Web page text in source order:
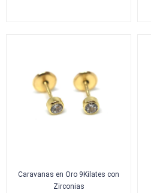
Caravanas en Oro 9Kilates con
Zirconias